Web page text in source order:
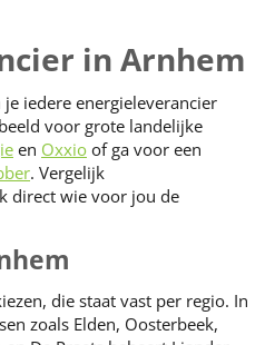
in Arnhem
iedere energieleverancier
voor grote landelijke
en Oxxio of ga voor een
. Vergelijk
direct wie voor jou de
die staat vast per regio. In
zoals Elden, Oosterbeek,